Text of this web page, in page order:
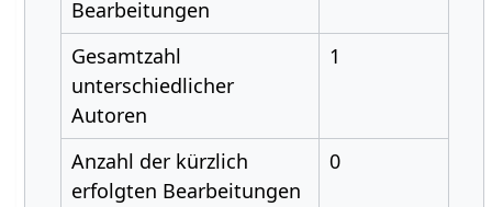
Bearbeitungen
Gesamtzahl
unterschiedlicher
Autoren
1
Anzahl der kürzlich
erfolgten Bearbeitungen
0